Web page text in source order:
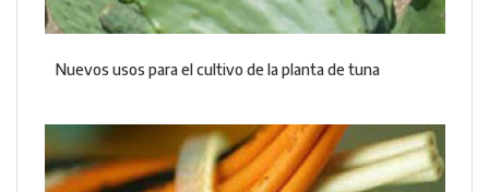
Nuevos usos para el cultivo de la planta de tuna